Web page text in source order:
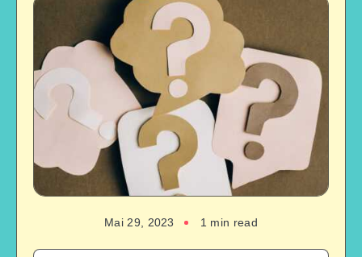
Mai 29, 2023 1 min read